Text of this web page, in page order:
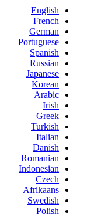
English
French
German
Portuguese
Spanish
Russian
Japanese
Korean
Arabic
Irish
Greek
Turkish
Italian
Danish
Romanian
Indonesian
Czech
Afrikaans
Swedish
Polish